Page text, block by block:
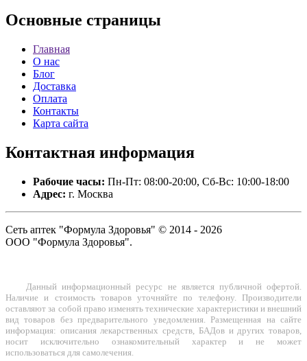
Основные страницы
Главная
О нас
Блог
Доставка
Оплата
Контакты
Карта сайта
Контактная информация
Рабочие часы: Пн-Пт: 08:00-20:00, Сб-Вс: 10:00-18:00
Адрес: г. Москва
Сеть аптек "Формула Здоровья" © 2014 - 2026
ООО "Формула Здоровья".
Данный информационный ресурс не является публичной офертой.
Наличие и стоимость товаров уточняйте по телефону. Производители
оставляют за собой право изменять технические характеристики и внешний
вид товаров без предварительного уведомления. Размещенная на сайте
информация: описания лекарственных средств, БАДов и других товаров,
носит исключительно ознакомительный характер и не может
использоваться для самолечения.